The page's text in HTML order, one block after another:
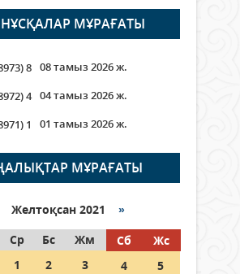
Қызылорда облысы
департаменті 20
көрерменнің
қамтамасыз етті
2026 ж.
АРҚЫЛЫ ҚАЛАЙ
2026 ж. 265
Казахстана,
2026 ж. 146
НҰСҚАЛАР МҰРАҒАТЫ
8 08 тамыз 2026 ж.
4 04 тамыз 2026 ж.
1
01 тамыз 2026 ж.
МҰРАҒАТЫ
Желтоқсан 2021 »
Ср Бс Жм Сб
Жс
1
2 3 4
5